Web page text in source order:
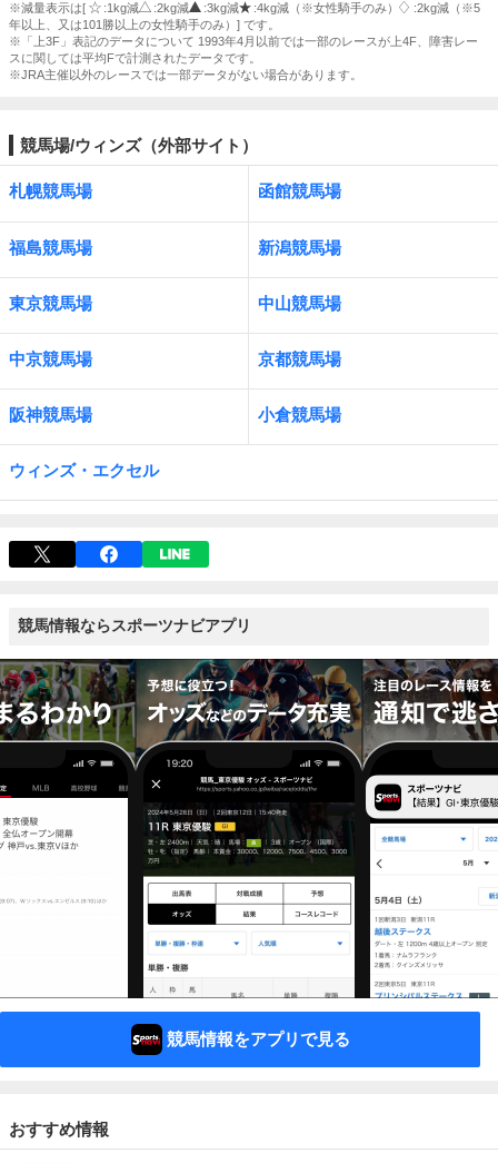
※減量表示は[
:1kg減 :2kg減 :3kg減 :4kg減（※女性騎手のみ）
:2kg減（※5
年以上、又は101勝以上の女性騎手のみ）] です。
※「上3F」表記のデータについて 1993年4月以前では一部のレースが上4F、障害レー
スに関しては平均Fで計測されたデータです。
※JRA主催以外のレースでは一部データがない場合があります。
競馬場/ウィンズ（外部サイト）
札幌競馬場 函館競馬場
福島競馬場 新潟競馬場
東京競馬場 中山競馬場
中京競馬場 京都競馬場
阪神競馬場 小倉競馬場
ウィンズ・エクセル
競馬情報ならスポーツナビアプリ
競馬情報をアプリで見る
おすすめ情報